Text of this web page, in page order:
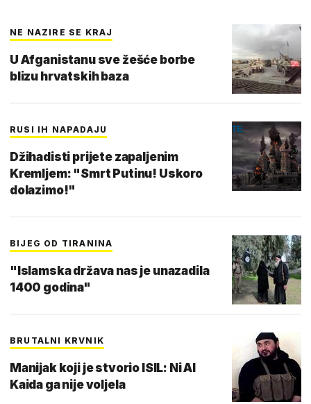
NE NAZIRE SE KRAJ
U Afganistanu sve žešće borbe
blizu hrvatskih baza
RUSI IH NAPADAJU
Džihadisti prijete zapaljenim
Kremljem: "Smrt Putinu! Uskoro
dolazimo!"
BIJEG OD TIRANINA
"Islamska država nas je unazadila
1400 godina"
BRUTALNI KRVNIK
Manijak koji je stvorio ISIL: Ni Al
Kaida ga nije voljela